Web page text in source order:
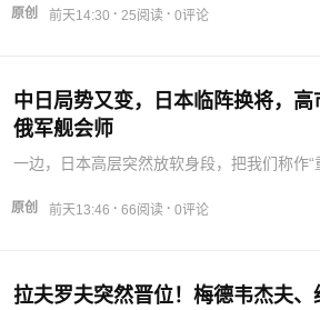
债，帮助稳定全球金融市场。他们从未打算
原创 前天14:30 · 25阅读 · 0评论
中日局势又变，日本临阵换将，
俄军舰会师
一边，日本高层突然放软身段，把我们称作“
备修改和平宪法。这是一场日本企业在面临
原创 前天13:46 · 66阅读 · 0评论
拉夫罗夫突然晋位！梅德韦杰夫